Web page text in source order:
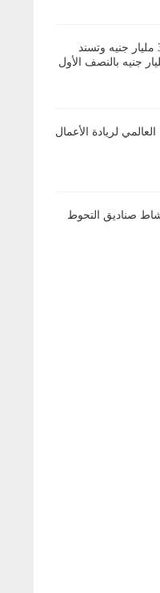
“مدينة مصر” تضخ 3.5 مليار جنيه وتسند
لريادة الأعمال
نشاط صناديق التحوط